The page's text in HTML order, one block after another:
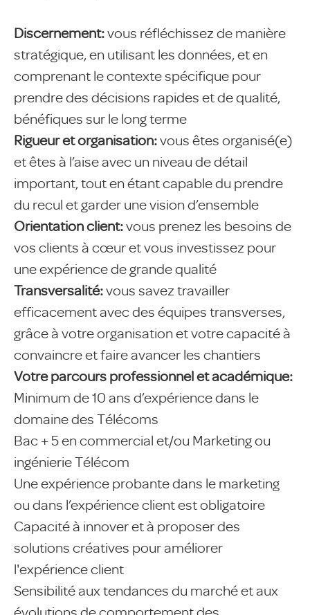
Discernement:vous réfléchissez de manière
stratégique, en utilisant les données, et en
comprenant le contexte spécifique pour
prendre des décisions rapides et de qualité,
bénéfiques sur le long terme
Rigueur et organisation:vous êtes organisé(e)
et êtes à l’aise avec un niveau de détail
important, tout en étant capable du prendre
du recul et garder une vision d’ensemble
Orientation client:vous prenez les besoins de
vos clients à cœur et vous investissez pour
une expérience de grande qualité
Transversalité:vous savez travailler
efficacement avec des équipes transverses,
grâce à votre organisation et votre capacité à
convaincre et faire avancer les chantiers
Votre parcours professionnel et académique:
Minimum de 10 ans d’expérience dans le
domaine des Télécoms
Bac + 5 en commercial et/ou Marketing ou
ingénierie Télécom
Une expérience probante dans le marketing
ou dans l’expérience client est obligatoire
Capacité à innover et à proposer des
solutions créatives pour améliorer
l'expérience client
Sensibilité aux tendances du marché et aux